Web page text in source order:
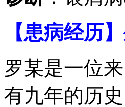
【患病经历
罗某是一位
有九年的历